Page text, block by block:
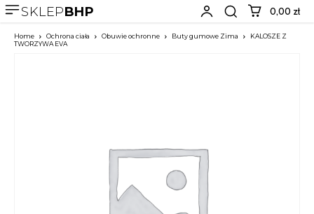
SKLEPBHP 0,00 zł
Home Ochrona ciała Obuwie ochronne Buty gumowe Zima
KALOSZE Z
TWORZYWA EVA